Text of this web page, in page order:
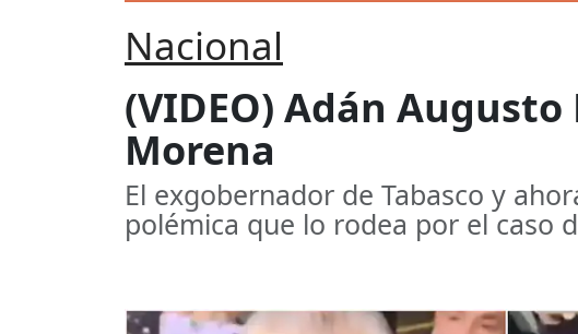
Nacional
(VIDEO) Adán Augusto
Morena
El exgobernador de Tabasco y
polémica que lo rodea por el caso